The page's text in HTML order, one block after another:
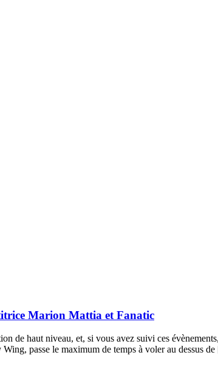
Marion Mattia et Fanatic
de haut niveau, et, si vous avez suivi ces
passe le maximum de temps à voler au dessus